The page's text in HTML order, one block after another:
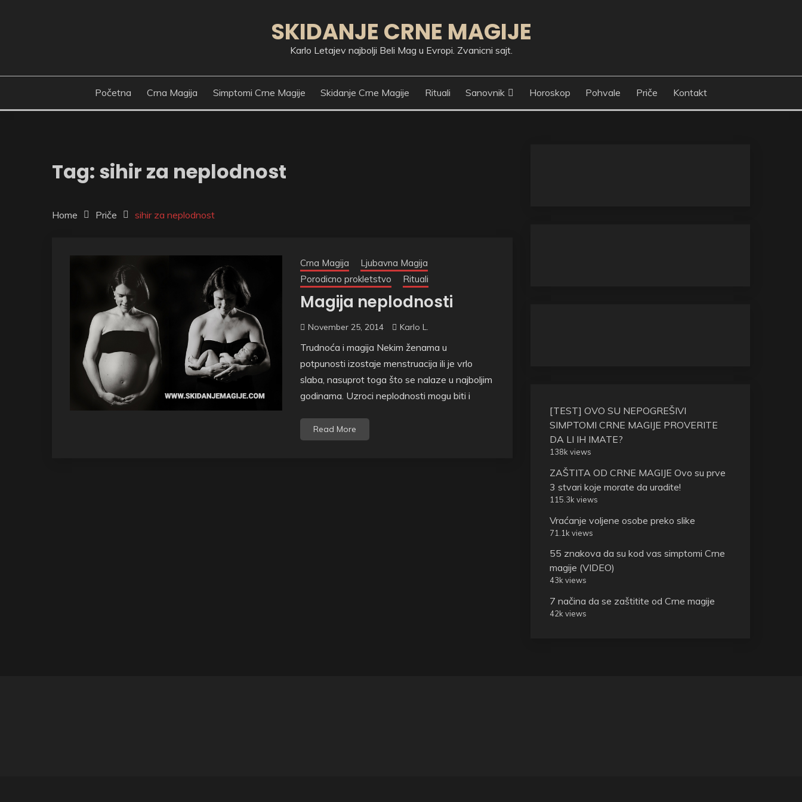
SKIDANJE CRNE MAGIJE
Karlo Letajev najbolji Beli Mag u Evropi. Zvanicni sajt.
Početna Crna Magija Simptomi Crne Magije Skidanje Crne Magije Rituali Sanovnik Horoskop Pohvale Priče Kontakt
Tag: sihir za neplodnost
Home Priče sihir za neplodnost
Crna Magija
Ljubavna Magija
Porodicno prokletstvo
Rituali
Magija neplodnosti
November 25, 2014 Karlo L.
Trudnoća i magija Nekim ženama u
potpunosti izostaje menstruacija ili je vrlo
slaba, nasuprot toga što se nalaze u najboljim
godinama. Uzroci neplodnosti mogu biti i
Read More
[TEST] OVO SU NEPOGREŠIVI
SIMPTOMI CRNE MAGIJE PROVERITE
DA LI IH IMATE?
138k views
ZAŠTITA OD CRNE MAGIJE Ovo su prve
3 stvari koje morate da uradite!
115.3k views
Vraćanje voljene osobe preko slike
71.1k views
55 znakova da su kod vas simptomi Crne
magije (VIDEO)
43k views
7 načina da se zaštitite od Crne magije
42k views